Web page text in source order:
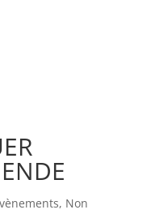
, Non